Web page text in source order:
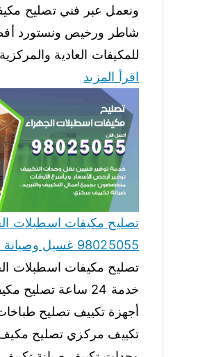
ونعمل عبر فني تصليح
شاطر ورخيص ونستورد
للمكيفات العادية
اقرأ المزيد
تصليح مكيفات اسطبلات
98025055 غسيل وصيانة مكيفات وحدات
تصليح مكيفات اسطبلات
خدمة 24 ساعة تصليح
أجهزة تكييف تصليح
تكييف مركزي تصليح مكيف